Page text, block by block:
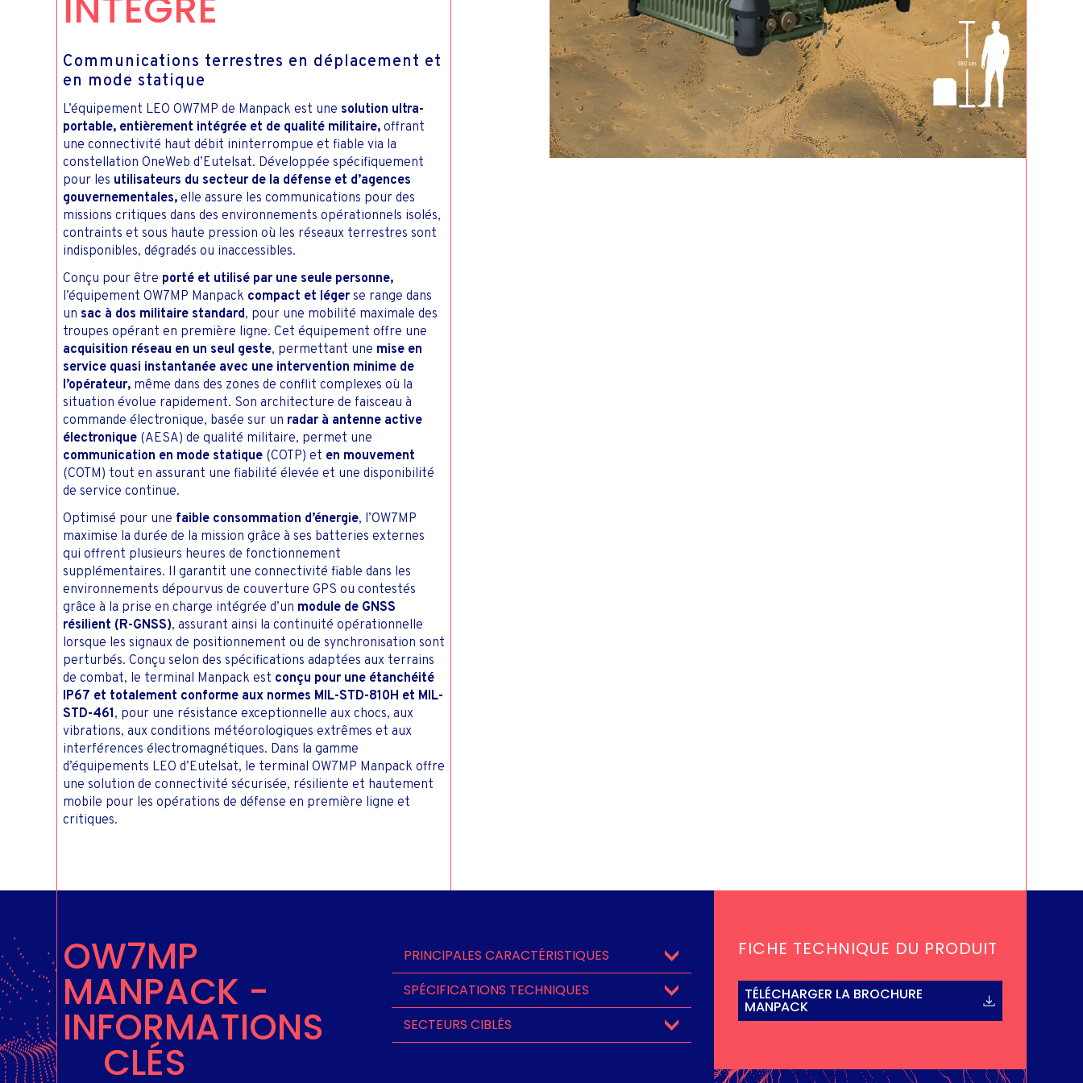
ROUTIER
Communications terrestres en déplacement et
en mode statique
L’équipement LEO OW7MP de Manpack est une solution ultra-
portable, entièrement intégrée et de qualité militaire, offrant
une connectivité haut débit ininterrompue et fiable via la
constellation OneWeb d’Eutelsat. Développée spécifiquement
pour les utilisateurs du secteur de la défense et d’agences
gouvernementales, elle assure les communications pour des
missions critiques dans des environnements opérationnels isolés,
contraints et sous haute pression où les réseaux terrestres sont
indisponibles, dégradés ou inaccessibles.
Conçu pour être porté et utilisé par une seule personne,
l’équipement OW7MP Manpack compact et léger se range dans
un sac à dos militaire standard, pour une mobilité maximale des
troupes opérant en première ligne. Cet équipement offre une
acquisition réseau en un seul geste, permettant une mise en
service quasi instantanée avec une intervention minime de
l’opérateur, même dans des zones de conflit complexes où la
situation évolue rapidement. Son architecture de faisceau à
commande électronique, basée sur un radar à antenne active
électronique (AESA) de qualité militaire, permet une
communication en mode statique (COTP) et en mouvement
(COTM) tout en assurant une fiabilité élevée et une disponibilité
de service continue.
Optimisé pour une faible consommation d’énergie, l’OW7MP
maximise la durée de la mission grâce à ses batteries externes
qui offrent plusieurs heures de fonctionnement
supplémentaires. Il garantit une connectivité fiable dans les
environnements dépourvus de couverture GPS ou contestés
grâce à la prise en charge intégrée d’un module de GNSS
résilient (R-GNSS), assurant ainsi la continuité opérationnelle
lorsque les signaux de positionnement ou de synchronisation sont
perturbés. Conçu selon des spécifications adaptées aux terrains
de combat, le terminal Manpack est conçu pour une étanchéité
IP67 et totalement conforme aux normes MIL-STD-810H et MIL-
STD-461, pour une résistance exceptionnelle aux chocs, aux
vibrations, aux conditions météorologiques extrêmes et aux
interférences électromagnétiques. Dans la gamme
d’équipements LEO d’Eutelsat, le terminal OW7MP Manpack offre
une solution de connectivité sécurisée, résiliente et hautement
mobile pour les opérations de défense en première ligne et
critiques.
OW7MP
MANPACK -
INFORMATIONS
CLÉS
PRINCIPALES CARACTÉRISTIQUES
SPÉCIFICATIONS TECHNIQUES
SECTEURS CIBLÉS
FICHE TECHNIQUE DU PRODUIT
TÉLÉCHARGER LA BROCHURE
MANPACK